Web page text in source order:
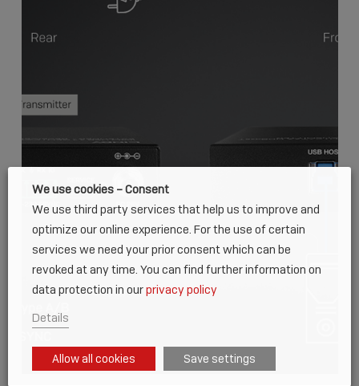
We use cookies – Consent
We use third party services that help us to improve and
optimize our online experience. For the use of certain
services we need your prior consent which can be
revoked at any time. You can find further information on
data protection in ourprivacy policy
Details
Allow all cookies Save settings